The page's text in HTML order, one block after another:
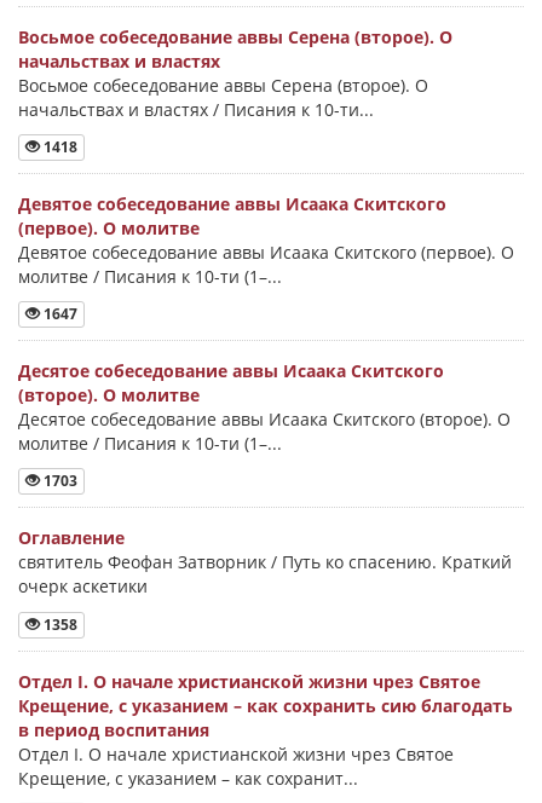
Восьмое собеседование аввы Серена (второе). О
начальствах и властях
Восьмое собеседование аввы Серена (второе). О
начальствах и властях / Писания к 10-ти...
1418
Девятое собеседование аввы Исаака Скитского
(первое). О молитве
Девятое собеседование аввы Исаака Скитского (первое). О
молитве / Писания к 10-ти (1–...
1647
Десятое собеседование аввы Исаака Скитского
(второе). О молитве
Десятое собеседование аввы Исаака Скитского (второе). О
молитве / Писания к 10-ти (1–...
1703
Оглавление
святитель Феофан Затворник / Путь ко спасению. Краткий
очерк аскетики
1358
Отдел I. О начале христианской жизни чрез Святое
Крещение, с указанием – как сохранить сию благодать
в период воспитания
Отдел I. О начале христианской жизни чрез Святое
Крещение, с указанием – как сохранит...